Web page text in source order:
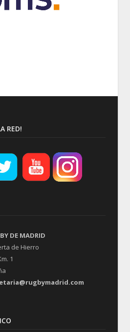
RED!
DE MADRID
de Hierro
1